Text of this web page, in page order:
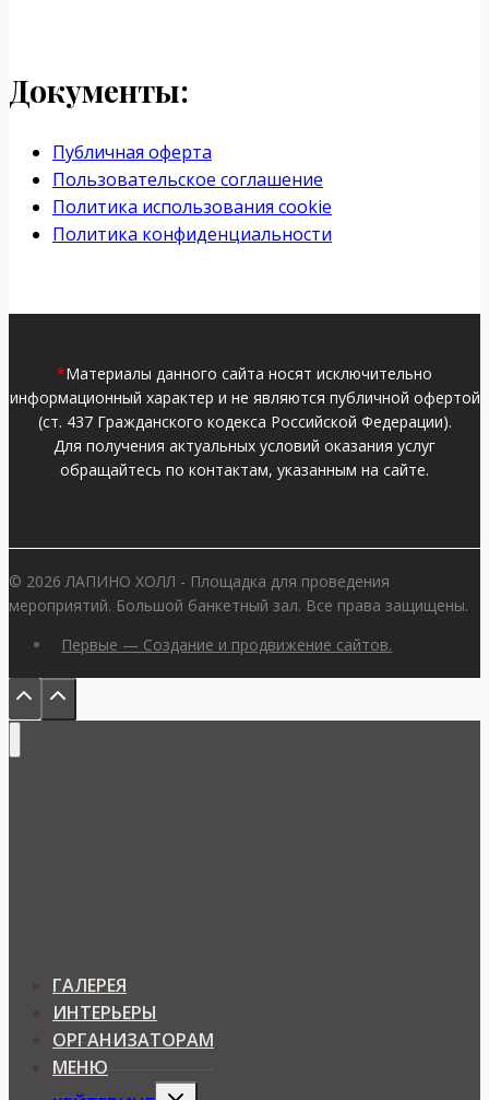
Документы:
Публичная оферта
Пользовательское соглашение
Политика использования cookie
Политика конфиденциальности
*Материалы данного сайта носят исключительно
информационный характер и не являются публичной офертой
(ст. 437 Гражданского кодекса Российской Федерации).
Для получения актуальных условий оказания услуг
обращайтесь по контактам, указанным на сайте.
© 2026 ЛАПИНО ХОЛЛ - Площадка для проведения
мероприятий. Большой банкетный зал. Все права защищены.
Первые — Создание и продвижение сайтов.
ГАЛЕРЕЯ
ИНТЕРЬЕРЫ
ОРГАНИЗАТОРАМ
МЕНЮ
Expand